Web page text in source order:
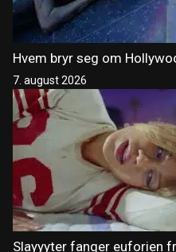
Hvem bryr seg om
7. august 2026
Slayyyter fanger euforien